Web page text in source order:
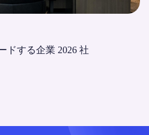
ドする企業 2026 社